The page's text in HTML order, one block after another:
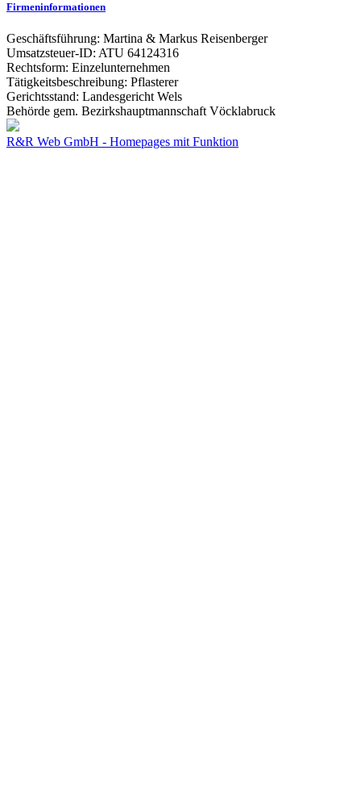
Firmeninformationen
Geschäftsführung: Martina & Markus Reisenberger
Umsatzsteuer-ID: ATU 64124316
Rechtsform: Einzelunternehmen
Tätigkeitsbeschreibung: Pflasterer
Gerichtsstand: Landesgericht Wels
Behörde gem. Bezirkshauptmannschaft Vöcklabruck
R&R Web GmbH - Homepages mit Funktion